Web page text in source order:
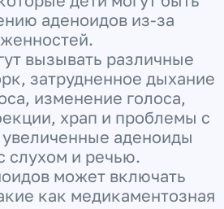
аденоидов из-за
вызывать различные
затрудненное дыхание
изменение голоса,
храп и проблемы с
аденоиды
слухом и речью.
может включать
как медикаментозная